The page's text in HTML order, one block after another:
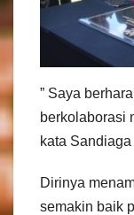
” Saya
berkolaborasi
kata Sandiaga
Dirinya
semakin baik